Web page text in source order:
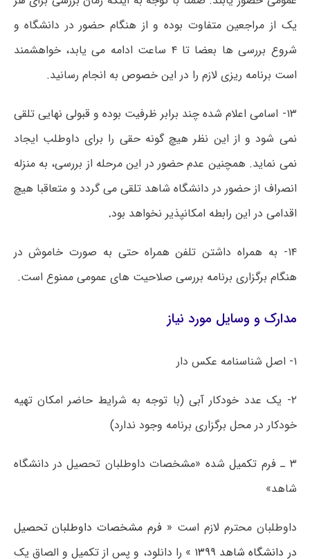
یک از مراجعین متفاوت بوده و از هنگام حضور در دانشگاه و
شروع بررسی ها بعضا تا ۴ ساعت ادامه می یابد، خواهشمند
است برنامه ریزی لازم را در این خصوص به انجام رسانید.
۱۳- اسامی اعلام شده چند برابر ظرفیت بوده و قبولی نهایی تلقی
نمی شود و از این نظر هیچ گونه حقی را برای داوطلب ایجاد
نمی نماید. همچنین عدم حضور در این مرحله از بررسی، به منزله
انصراف از حضور در دانشگاه شاهد تلقی می گردد و متعاقبا هیچ
اقدامی در این رابطه امکانپذیر نخواهد بود.
۱۴- به همراه داشتن تلفن همراه حتی به صورت خاموش در
هنگام برگزاری برنامه بررسی صلاحیت های عمومی ممنوع است.
مدارک و وسایل مورد نیاز
۱- اصل شناسنامه عکس دار
۲- یک عدد خودکار آبی (با توجه به شرایط حاضر امکان تهیه
خودکار در محل برگزاری برنامه وجود ندارد)
۳ ـ فرم تکمیل شده «مشخصات داوطلبان تحصیل در دانشگاه
شاهد»​
داوطلبان محترم لازم است « فرم مشخصات داوطلبان تحصیل
در دانشگاه شاهد ۱۳۹۹
» را دانلود، و پس از تکمیل و الصاق یک